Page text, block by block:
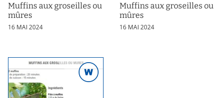
Muffins aux groseilles ou
mûres
16 MAI 2024
Muffins aux groseilles ou
mûres
16 MAI 2024